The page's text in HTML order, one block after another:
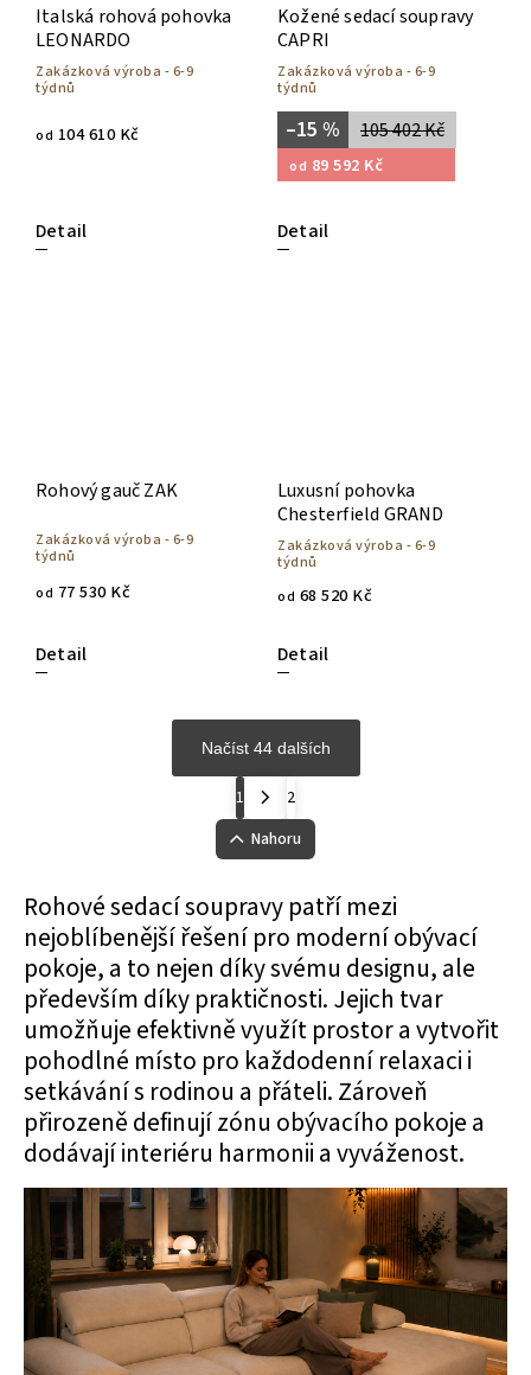
Italská rohová pohovka
LEONARDO
Zakázková výroba - 6-9
týdnů
od 104 610 Kč
Detail
Kožené sedací soupravy
CAPRI
Zakázková výroba - 6-9
týdnů
105 402 Kč
–15 %
od 89 592 Kč
Detail
Rohový gauč ZAK
Zakázková výroba - 6-9
týdnů
od 77 530 Kč
Detail
Luxusní pohovka
Chesterfield GRAND
Zakázková výroba - 6-9
týdnů
od 68 520 Kč
Detail
Načíst 44 dalších
1
2
Nahoru
Rohové sedací soupravy patří mezi
nejoblíbenější řešení pro moderní obývací
pokoje, a to nejen díky svému designu, ale
především díky praktičnosti. Jejich tvar
umožňuje efektivně využít prostor a vytvořit
pohodlné místo pro každodenní relaxaci i
setkávání s rodinou a přáteli. Zároveň
přirozeně definují zónu obývacího pokoje a
dodávají interiéru harmonii a vyváženost.